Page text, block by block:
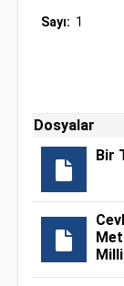
Sayı: 1
Dosyalar
Bir